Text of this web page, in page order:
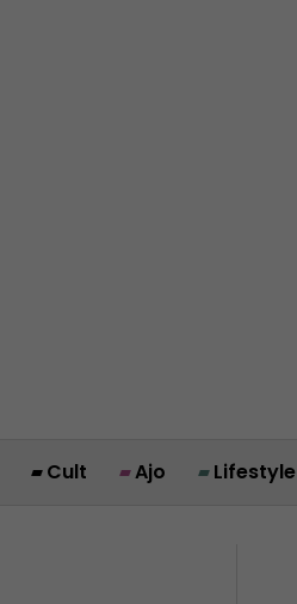
Cult Ajo Lifestyle